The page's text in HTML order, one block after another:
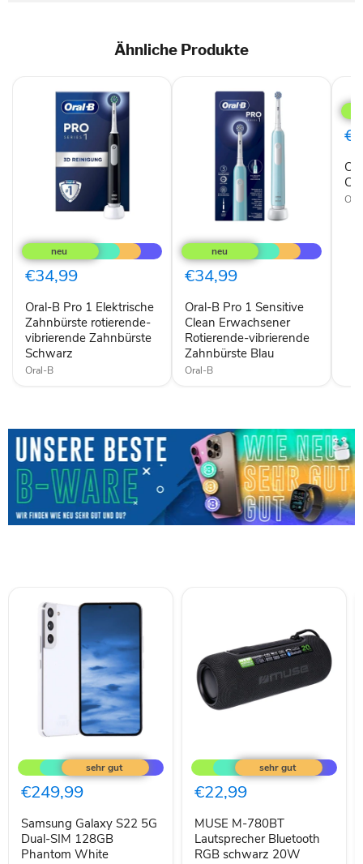
Ähnliche Produkte
B
Pro
1
Elektrische
rotierende-
vibrierende
Zahnbürste
Schwarz
€34,99
Oral-B Pro 1 Elektrische
Zahnbürste rotierende-
vibrierende Zahnbürste
Schwarz
Oral-B
B
Pro
1
Sensitive
Erwachsener
Rotierende-
vibrierende
Zahnbürste
Blau
€34,99
Oral-B Pro 1 Sensitive
Clean Erwachsener
Rotierende-vibrierende
Zahnbürste Blau
Oral-B
B
Pro
1
Car
Galaxy
S22
5G
Dual-
128GB
Phantom
White
€249,99
Samsung Galaxy S22 5G
Dual-SIM 128GB
Phantom White
M-
780BT
Lautsprecher
Bluetooth
schwarz
20W
€22,99
MUSE M-780BT
Lautsprecher Bluetooth
RGB schwarz 20W